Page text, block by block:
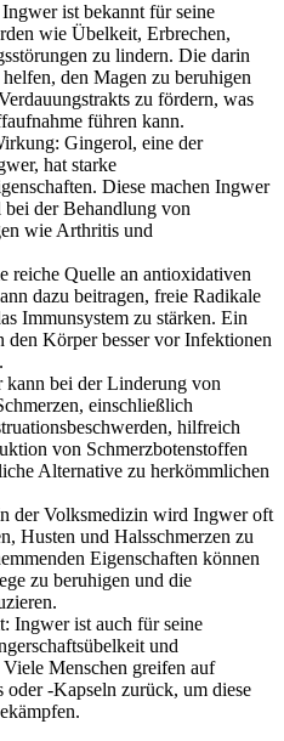
ist bekannt für seine
wie Übelkeit, Erbrechen,
zu lindern. Die darin
den Magen zu beruhigen
zu fördern, was
führen kann.
Gingerol, eine der
hat starke
Diese machen Ingwer
der Behandlung von
wie Arthritis und
reiche Quelle an antioxidativen
dazu beitragen, freie Radikale
Immunsystem zu stärken. Ein
den Körper besser vor Infektionen
bei der Linderung von
einschließlich
hilfreich
von Schmerzbotenstoffen
Alternative zu herkömmlichen
der Volksmedizin wird Ingwer oft
Husten und Halsschmerzen zu
Eigenschaften können
zu beruhigen und die
Ingwer ist auch für seine
und
Menschen greifen auf
-Kapseln zurück, um diese